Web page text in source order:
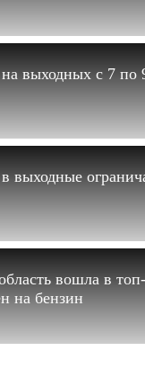
выходных с 7 по
выходные
вошла в
на бензин